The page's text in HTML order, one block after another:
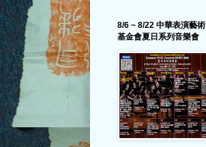
8/6 ~ 8/22 中華表演藝術
基金會夏日系列音樂會